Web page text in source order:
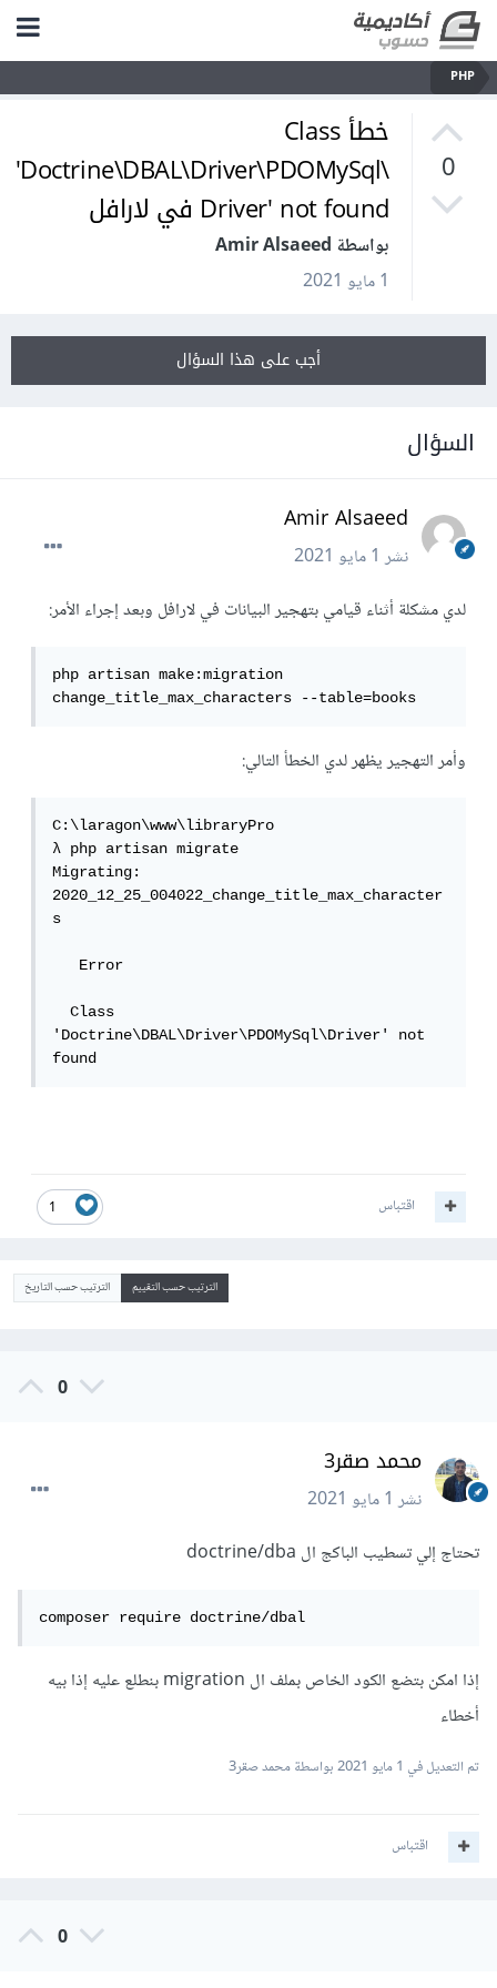
PHP
0
خطأ Class
'Doctrine\DBAL\Driver\PDOMySql\
Driver' not found في لارافل
بواسطة Amir Alsaeed
1 مايو 2021
أجب على هذا السؤال
السؤال
Amir Alsaeed
نشر1 مايو 2021
لدي مشكلة أثناء قيامي بتهجير البيانات في لارافل وبعد إجراء الأمر:
php artisan make:migration
change_title_max_characters --table=books
وأمر التهجير يظهر لدي الخطأ التالي:
C:\laragon\www\libraryPro
λ php artisan migrate
Migrating:
2020_12_25_004022_change_title_max_character
s
   Error
  Class
'Doctrine\DBAL\Driver\PDOMySql\Driver' not
found
1 اقتباس
الترتيب حسب التقييم الترتيب حسب التاريخ
0
محمد صقر3
نشر1 مايو 2021
تحتاج إلي تسطيب الباكج ال doctrine/dba
composer require doctrine/dbal
إذا امكن بتضع الكود الخاص بملف ال migration بنطلع عليه إذا بيه
أخطاء
تم التعديل في 1 مايو 2021 بواسطة محمد صقر3
اقتباس
0